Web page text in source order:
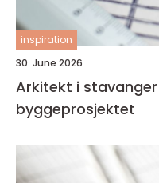
inspiration
30. June 2026
Arkitekt i stavanger slik får du mest ut av
byggeprosjektet